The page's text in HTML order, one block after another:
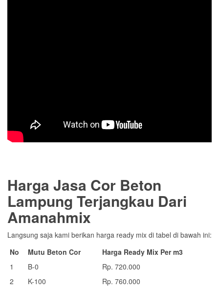
Harga Jasa Cor Beton
Lampung Terjangkau Dari
Amanahmix
Langsung saja kami berikan harga ready mix di tabel di bawah ini:
No
Mutu Beton Cor
Harga Ready Mix Per m3
1
B-0
Rp. 720.000
2
K-100
Rp. 760.000